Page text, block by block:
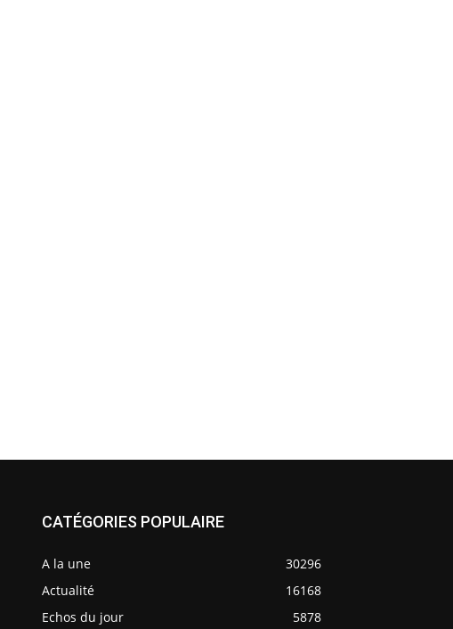
CATÉGORIES POPULAIRE
A la une
30296
Actualité
16168
Echos du jour
5878